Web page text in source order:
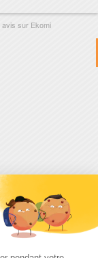
avis sur Ekomi